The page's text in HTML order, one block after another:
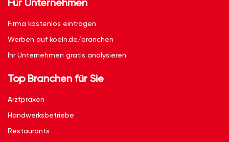
Für Unternehmen
Firma kostenlos eintragen
Werben auf koeln.de/branchen
Ihr Unternehmen gratis analysieren
Top Branchen für Sie
Arztpraxen
Handwerksbetriebe
Restaurants